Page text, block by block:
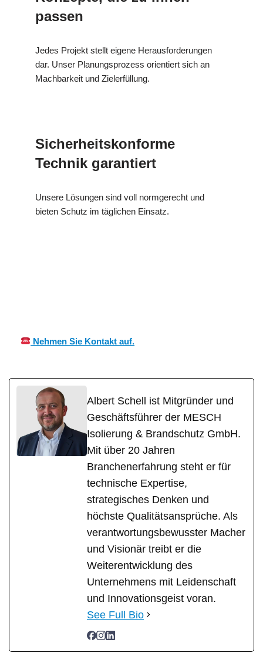
passen
Jedes Projekt stellt eigene Herausforderungen
dar. Unser Planungsprozess orientiert sich an
Machbarkeit und Zielerfüllung.
Sicherheitskonforme
Technik garantiert
Unsere Lösungen sind voll normgerecht und
bieten Schutz im täglichen Einsatz.
Nehmen Sie Kontakt auf.
Albert Schell ist Mitgründer und
Geschäftsführer der MESCH
Isolierung & Brandschutz GmbH.
Mit über 20 Jahren
Branchenerfahrung steht er für
technische Expertise,
strategisches Denken und
höchste Qualitätsansprüche. Als
verantwortungsbewusster Macher
und Visionär treibt er die
Weiterentwicklung des
Unternehmens mit Leidenschaft
und Innovationsgeist voran.
See Full Bio